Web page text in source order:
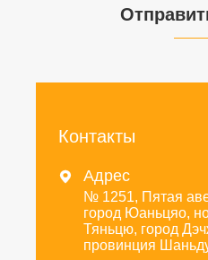
Контакты
 Адрес
№ 1251, Пятая
город Юаньцяо,
Тяньцю, город
провинция